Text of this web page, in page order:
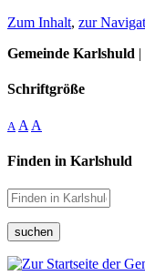
Zum Inhalt, zur
Gemeinde Karlshuld
Schriftgröße
A A A
Finden in Karlshuld
suchen